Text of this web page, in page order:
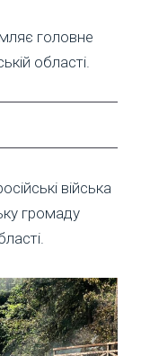
головне
області.
війська
громаду